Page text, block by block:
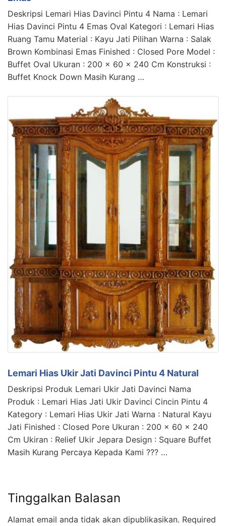
Deskripsi Lemari Hias Davinci Pintu 4 Nama : Lemari
Hias Davinci Pintu 4 Emas Oval Kategori : Lemari Hias
Ruang Tamu Material : Kayu Jati Pilihan Warna : Salak
Brown Kombinasi Emas Finished : Closed Pore Model :
Buffet Oval Ukuran : 200 x 60 x 240 Cm Konstruksi :
Buffet Knock Down Masih Kurang …
Lemari Hias Ukir Jati Davinci Pintu 4 Natural
Deskripsi Produk Lemari Ukir Jati Davinci Nama
Produk : Lemari Hias Jati Ukir Davinci Cincin Pintu 4
Kategory : Lemari Hias Ukir Jati Warna : Natural Kayu
Jati Finished : Closed Pore Ukuran : 200 x 60 x 240
Cm Ukiran : Relief Ukir Jepara Design : Square Buffet
Masih Kurang Percaya Kepada Kami ??? …
Tinggalkan Balasan
Alamat email anda tidak akan dipublikasikan. Required